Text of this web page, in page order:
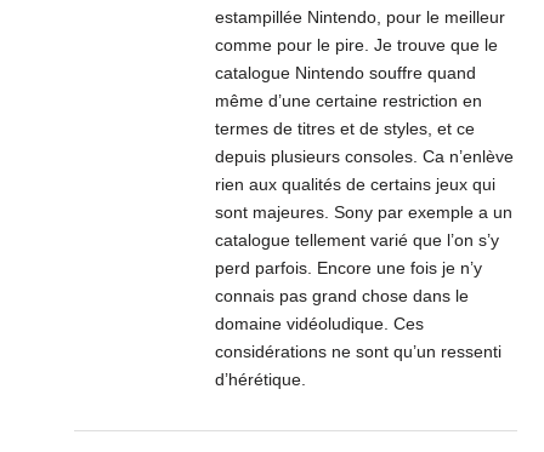
estampillée Nintendo, pour le meilleur
comme pour le pire. Je trouve que le
catalogue Nintendo souffre quand
même d’une certaine restriction en
termes de titres et de styles, et ce
depuis plusieurs consoles. Ca n’enlève
rien aux qualités de certains jeux qui
sont majeures. Sony par exemple a un
catalogue tellement varié que l’on s’y
perd parfois. Encore une fois je n’y
connais pas grand chose dans le
domaine vidéoludique. Ces
considérations ne sont qu’un ressenti
d’hérétique.